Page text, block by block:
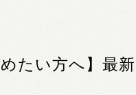
たい方へ】最